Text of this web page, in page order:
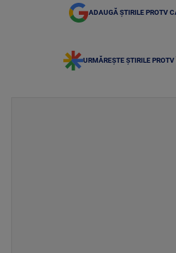
ADAUGĂ ȘTIRILE PROTV
URMĂREȘTE ȘTIRILE